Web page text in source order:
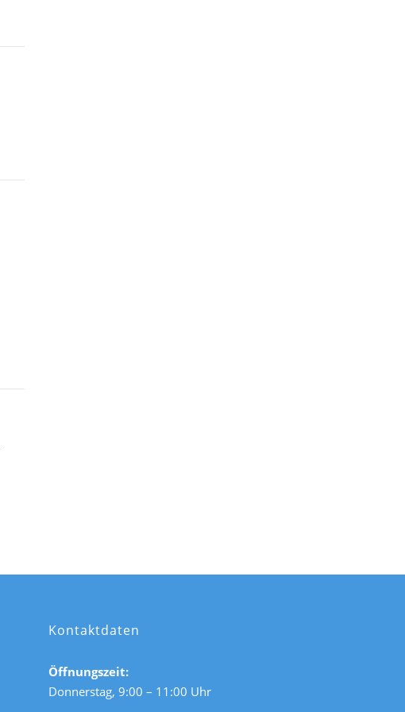
Kontaktdaten
Öffnungszeit:
Donnerstag, 9:00 – 11:00 Uhr